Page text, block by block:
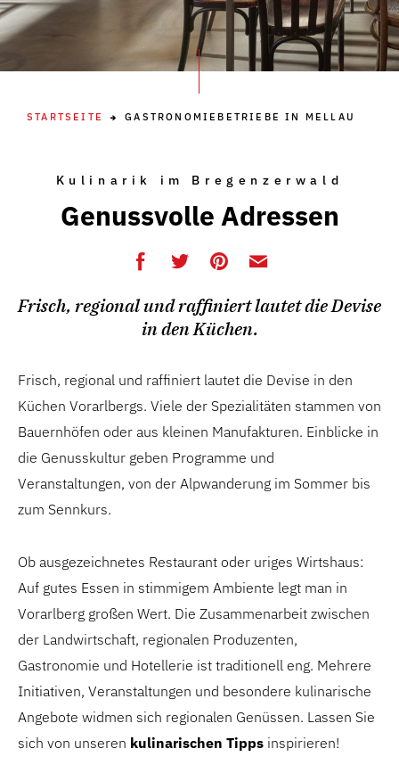
STARTSEITE GASTRONOMIEBETRIEBE IN MELLAU
Kulinarik im Bregenzerwald
Genussvolle Adressen
Frisch, regional und raffiniert lautet die Devise
in den Küchen.
Frisch, regional und raffiniert lautet die Devise in den
Küchen Vorarlbergs. Viele der Spezialitäten stammen von
Bauernhöfen oder aus kleinen Manufakturen. Einblicke in
die Genusskultur geben Programme und
Veranstaltungen, von der Alpwanderung im Sommer bis
zum Sennkurs.
Ob ausgezeichnetes Restaurant oder uriges Wirtshaus:
Auf gutes Essen in stimmigem Ambiente legt man in
Vorarlberg großen Wert. Die Zusammenarbeit zwischen
der Landwirtschaft, regionalen Produzenten,
Gastronomie und Hotellerie ist traditionell eng. Mehrere
Initiativen, Veranstaltungen und besondere kulinarische
Angebote widmen sich regionalen Genüssen. Lassen Sie
sich von unseren kulinarischen Tipps inspirieren!